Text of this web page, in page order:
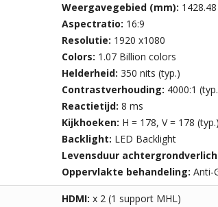
Weergavegebied (mm):
Aspectratio: 16:9
Resolutie: 1920 x1080
Colors: 1.07 Billion colors
Helderheid: 350 nits (typ.)
Contrastverhouding: 4000:1
Reactietijd: 8 ms
Kijkhoeken: H = 178, V = 178 (typ.)
Backlight: LED Backlight
Levensduur
Oppervlakte behandeling: Anti-
HDMI: x 2 (1 support MHL)